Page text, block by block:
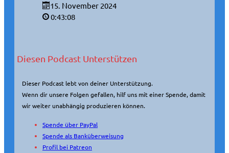
15. November 2024
0:43:08
Diesen Podcast Unterstützen
Dieser Podcast lebt von deiner Unterstützung.
Wenn dir unsere Folgen gefallen, hilf uns mit einer Spende, damit
wir weiter unabhängig produzieren können.
Spende über PayPal
Spende als Banküberweisung
Profil bei Patreon